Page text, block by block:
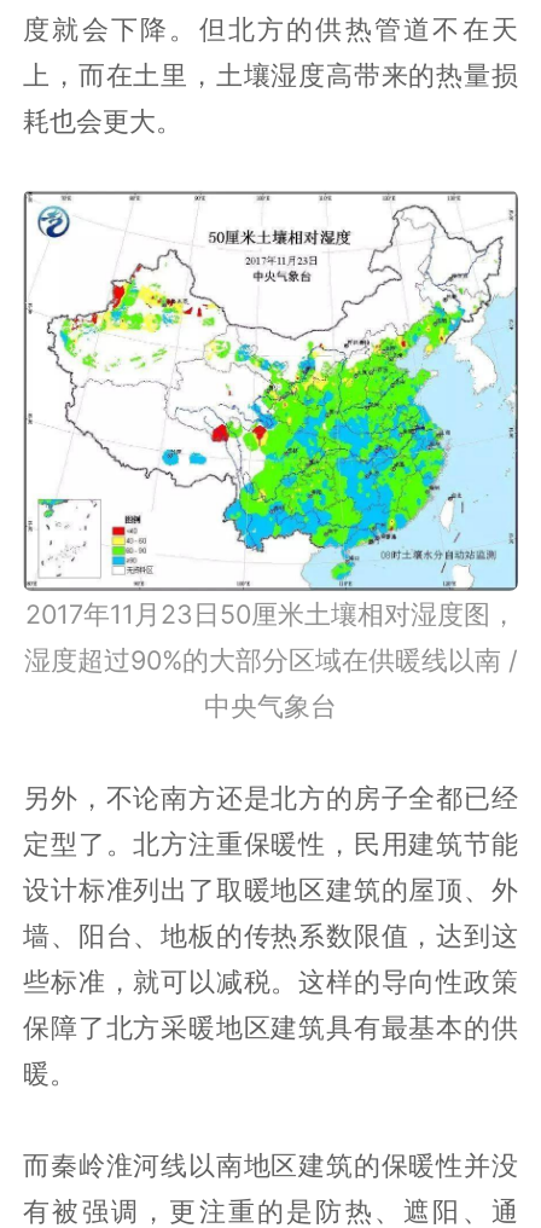
度就会下降。但北方的供热管道不在天
上，而在土里，土壤湿度高带来的热量损
耗也会更大。
2017年11月23日50厘米土壤相对湿度图，
湿度超过90%的大部分区域在供暖线以南 /
中央气象台
另外，不论南方还是北方的房子全都已经
定型了。北方注重保暖性，民用建筑节能
设计标准列出了取暖地区建筑的屋顶、外
墙、阳台、地板的传热系数限值，达到这
些标准，就可以减税。这样的导向性政策
保障了北方采暖地区建筑具有最基本的供
暖。
而秦岭淮河线以南地区建筑的保暖性并没
有被强调，更注重的是防热、遮阳、通